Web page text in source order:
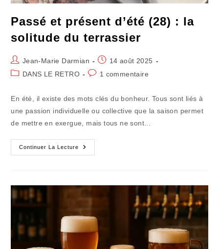
Passé et présent d’été (28) : la
solitude du terrassier
Auteur/autrice
de
Jean-Marie Darmian
Publication
publiée :
14 août 2025
PostDANS LE RETRO
Commentaires
1 commentaire
En été, il existe des mots clés du bonheur. Tous sont liés à
une passion individuelle ou collective que la saison permet
de mettre en exergue, mais tous ne sont…
Continuer La Lecture
Passé
Et
La
Solitude
Terrassier